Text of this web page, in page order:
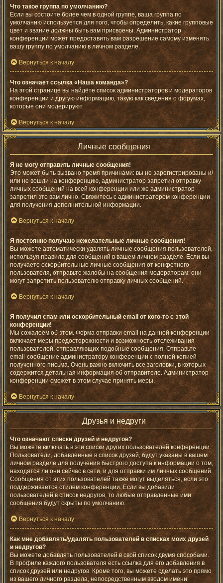
Что такое группа по умолчанию?
Если вы состоите более чем в одной группе, ваша группа по
умолчанию используется для того, чтобы определить, какие групповые
цвет и звание должны быть вам присвоены. Администратор
конференции может предоставить вам разрешение самому изменять
вашу группу по умолчанию в личном разделе.
Вернуться к началу
Что означает ссылка «Наша команда»?
На этой странице вы найдёте список администраторов и модераторов
конференции и другую информацию, такую как сведения о форумах,
которые они модерируют.
Вернуться к началу
Личные сообщения
Я не могу отправить личные сообщения!
Это может быть вызвано тремя причинами: вы не зарегистрированы и/
или не вошли на конференцию, администратор запретил отправку
личных сообщений на всей конференции или же администратор
запретил это вам лично. Свяжитесь с администратором конференции
для получения дополнительной информации.
Вернуться к началу
Я постоянно получаю нежелательные личные сообщения!
Вы можете автоматически удалять личные сообщения пользователей,
используя правила для сообщений в вашем личном разделе. Если вы
получаете оскорбительные личные сообщения от конкретного
пользователя, отправьте жалобы на сообщения модераторам; они
могут запретить пользователю отправку личных сообщений.
Вернуться к началу
Я получил спам или оскорбительный email от кого-то с этой
конференции!
Мы сожалеем об этом. Форма отправки email на данной конференции
включает меры предосторожности и возможность отслеживания
пользователей, отправляющих подобные сообщения. Отправьте
email-сообщение администратору конференции с полной копией
полученного письма. Очень важно включить все заголовки, в которых
содержится детальная информация об отправителе. Администратор
конференции сможет в этом случае принять меры.
Вернуться к началу
Друзья и недруги
Что означают списки друзей и недругов?
Вы можете включать в эти списки других пользователей конференции.
Пользователи, добавленные в список друзей, будут указаны в вашем
личном разделе для получения быстрого доступа к информации о том,
находятся ли они сейчас в сети, и для отправки им личных сообщений.
Сообщения от этих пользователей также могут выделяться, если это
поддерживается стилем конференции. Если вы добавили
пользователей в список недругов, то любые отправленные ими
сообщения будут скрыты по умолчанию.
Вернуться к началу
Как мне добавлять/удалять пользователей в списках моих друзей
и недругов?
Вы можете добавлять пользователей в свой список двумя способами.
В профиле каждого пользователя есть ссылка для его добавления в
список друзей или недругов. Кроме того, вы можете сделать это прямо
из вашего личного раздела, непосредственным вводом имени